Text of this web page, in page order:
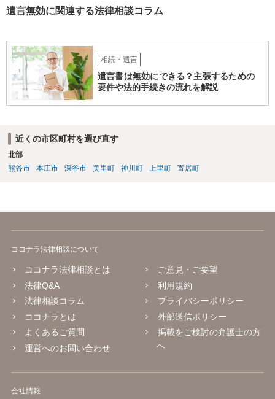
遺言無効に関連する法律相談コラム
相続・遺言
遺言書は無効にできる？主張するための
要件や法的手続きの流れを解説
近くの市区町村を選び直す
北部
熊谷市
本庄市 深谷市 美里町 神川町 上里町 寄居町
ココナラ法律相談について
ココナラ法律相談とは
法律Q&A
法律相談コラム
ココナラとは
よくあるご質問
運営へのお問い合わせ
ご意見・ご要望
利用規約
プライバシーポリシー
外部送信ポリシー
掲載をご検討の弁護士の方
へ
会社情報